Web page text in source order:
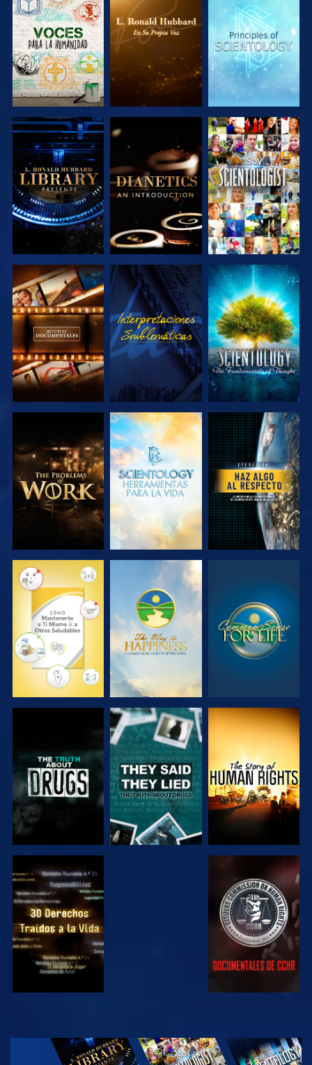
EXPLORA LAS
SERIES
EXPLORA LAS
SERIES
EXPLORA LAS
SERIES
EXPLORA LAS
SERIES
EXPLORA LAS
SERIES
VE
EXPLORA LAS
SERIES
VE
EXPLORA LAS
SERIES
EXPLORA LAS
SERIES
EXPLORA LAS
SERIES
VE
VE VE VE
VE VE
VE VE
VE
EXPLORA LAS
SERIES